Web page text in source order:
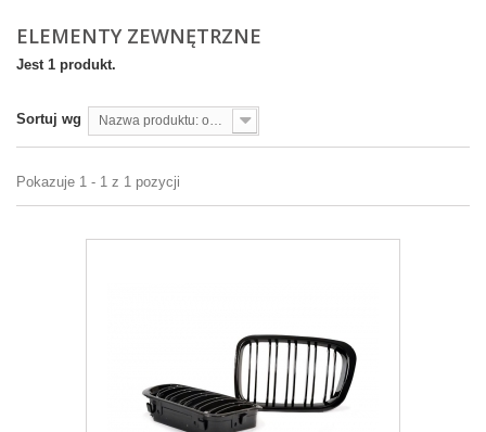
ELEMENTY ZEWNĘTRZNE
Jest 1 produkt.
Sortuj wg Nazwa produktu: od A do Z
Pokazuje 1 - 1 z 1 pozycji